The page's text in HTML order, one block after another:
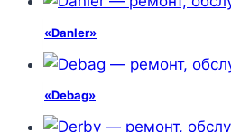
«Danler»
«Debag»